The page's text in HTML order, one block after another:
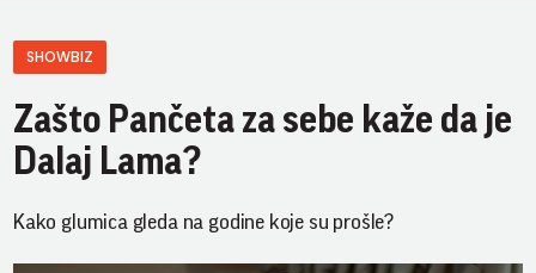
SHOWBIZ
Zašto Pančeta za sebe kaže da je
Dalaj Lama?
Kako glumica gleda na godine koje su prošle?